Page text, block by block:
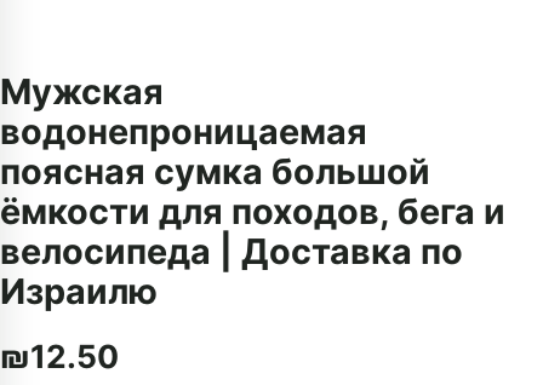
Мужская
водонепроницаемая
поясная сумка большой
ёмкости для походов, бега и
велосипеда | Доставка по
Израилю
₪12.50